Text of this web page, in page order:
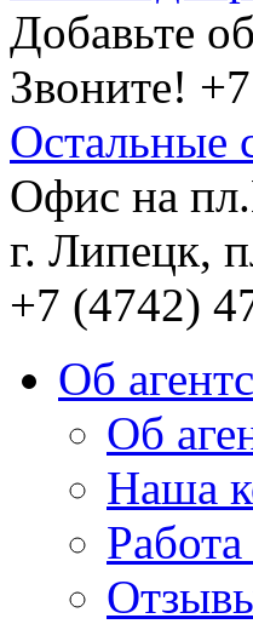
Добавьте
Звоните!
Остальные
Офис на
г. Липецк,
+7 (4742)
Об
Об
Наша
Работа